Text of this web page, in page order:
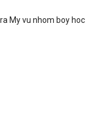
My vu nhom boy hoc